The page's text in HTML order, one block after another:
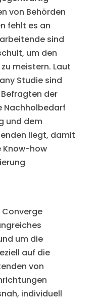
von Behörden
fehlt es an
sind
um den
meistern. Laut
Studie sind
der
Nachholbedarf
und dem
liegt, damit
Know-how
um die
auf die
von
individuell